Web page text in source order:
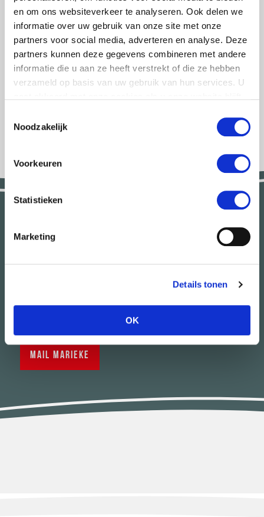
en om ons websiteverkeer te analyseren. Ook delen we
informatie over uw gebruik van onze site met onze
partners voor social media, adverteren en analyse. Deze
partners kunnen deze gegevens combineren met andere
informatie die u aan ze heeft verstrekt of die ze hebben
verzameld op basis van uw gebruik van hun services. U
Noodzakelijk
Voorkeuren
Statistieken
Marketing
Details tonen
OK
met belastingvoordeel. Via onze eigen ANBigift-pagina
bereken je eenvoudig wat jouw gift netto kost en welk
voordeel je hebt.
→ Probeer de rekentool viaanbigift.nl/novembermusic
en ontdek hoe je met een relatief klein bedrag een groot
Doneer
Contact
Marieke Hopman
marieke@novembermusic.net
Mail Marieke